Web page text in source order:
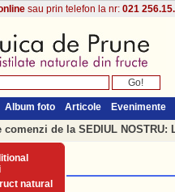
sau prin telefon la nr: 021
Album foto Articole Evenimente
de la SEDIUL NOSTRU:
natural